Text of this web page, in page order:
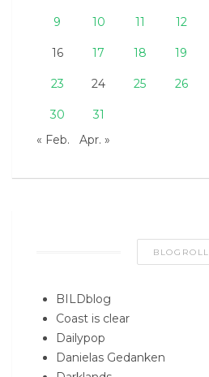
9 10 11 12
16 17 18 19
23 24 25 26
30
31
« Feb.
Apr. »
BLOGROLL
BILDblog
Coast is clear
Dailypop
Danielas Gedanken